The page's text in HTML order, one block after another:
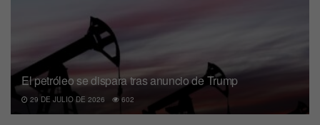
El petróleo se dispara tras anuncio de Trump
29 DE JULIO DE 2026 602